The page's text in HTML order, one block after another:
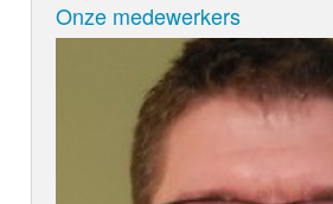
Onze medewerkers